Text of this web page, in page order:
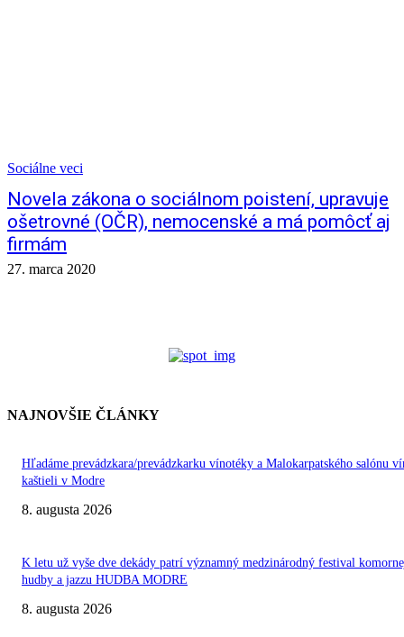
Sociálne veci
Novela zákona o sociálnom poistení, upravuje
ošetrovné (OČR), nemocenské a má pomôcť aj
firmám
27. marca 2020
NAJNOVŠIE ČLÁNKY
Hľadáme prevádzkara/prevádzkarku vínotéky a Malokarpatského salónu
kaštieli v Modre
8. augusta 2026
K letu už vyše dve dekády patrí významný medzinárodný festival
hudby a jazzu HUDBA MODRE
8. augusta 2026